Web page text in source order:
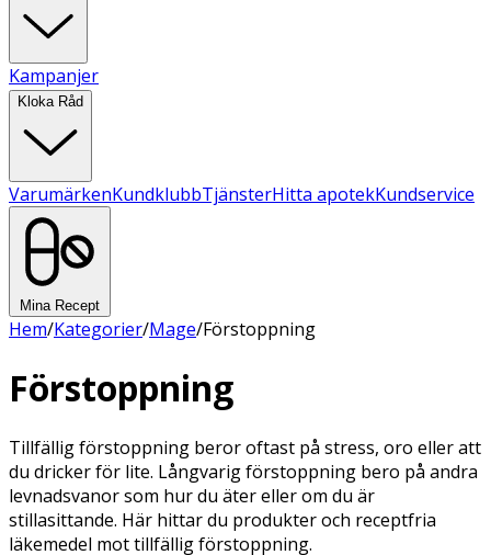
Kampanjer
Kloka Råd
VarumärkenKundklubbTjänsterHitta apotekKundservice
Mina Recept
Hem/Kategorier/Mage/Förstoppning
Förstoppning
Tillfällig förstoppning beror oftast på stress, oro eller att
du dricker för lite. Långvarig förstoppning bero på andra
levnadsvanor som hur du äter eller om du är
stillasittande. Här hittar du produkter och receptfria
läkemedel mot tillfällig förstoppning.